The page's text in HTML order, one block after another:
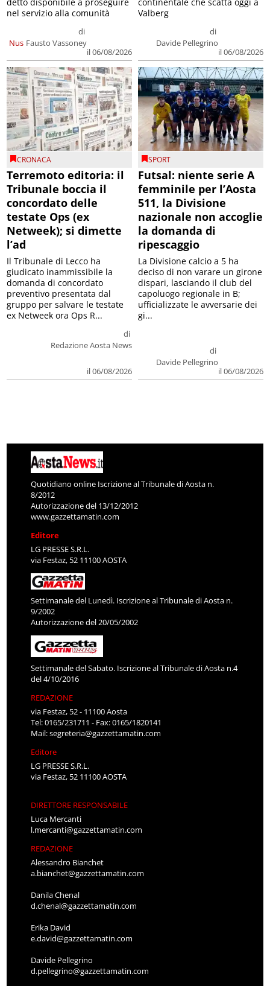
Nus
di
Fausto Vassoney
il 06/08/2026
detto disponibile a proseguire
nel servizio alla comunità
di
Davide Pellegrino
il 06/08/2026
continentale che scatta oggi a
Valberg
CRONACA
Terremoto editoria: il
Tribunale boccia il
concordato delle
testate Ops (ex
Netweek); si dimette
l’ad
di
Redazione Aosta News
il 06/08/2026
Il Tribunale di Lecco ha
giudicato inammissibile la
domanda di concordato
preventivo presentata dal
gruppo per salvare le testate
ex Netweek ora Ops R...
SPORT
Futsal: niente serie A
femminile per l’Aosta
511, la Divisione
nazionale non accoglie
la domanda di
ripescaggio
di
Davide Pellegrino
il 06/08/2026
La Divisione calcio a 5 ha
deciso di non varare un girone
dispari, lasciando il club del
capoluogo regionale in B;
ufficializzate le avversarie dei
gi...
Quotidiano online Iscrizione al Tribunale di Aosta n.
8/2012
Autorizzazione del 13/12/2012
www.gazzettamatin.com
Editore
LG PRESSE S.R.L.
via Festaz, 52 11100 AOSTA
Settimanale del Lunedì. Iscrizione al Tribunale di Aosta n.
9/2002
Autorizzazione del 20/05/2002
Settimanale del Sabato. Iscrizione al Tribunale di Aosta n.4
del 4/10/2016
REDAZIONE
via Festaz, 52 - 11100 Aosta
Tel: 0165/231711 - Fax: 0165/1820141
Mail:segreteria@gazzettamatin.com
Editore
LG PRESSE S.R.L.
via Festaz, 52 11100 AOSTA
DIRETTORE RESPONSABILE
Luca Mercanti
l.mercanti@gazzettamatin.com
REDAZIONE
Alessandro Bianchet
a.bianchet@gazzettamatin.com
Danila Chenal
d.chenal@gazzettamatin.com
Erika David
e.david@gazzettamatin.com
Davide Pellegrino
d.pellegrino@gazzettamatin.com